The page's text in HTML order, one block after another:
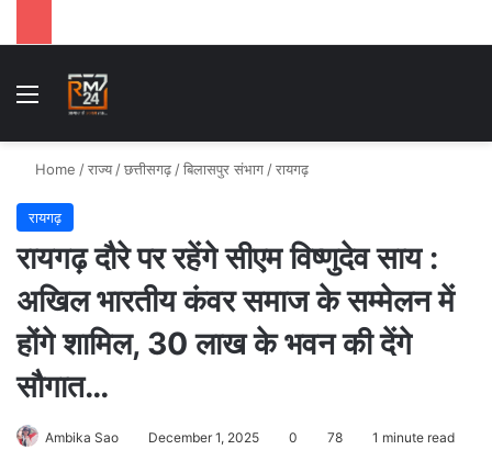
Menu
Home /राज्य /छत्तीसगढ़ /बिलासपुर संभाग /रायगढ़
रायगढ़
रायगढ़ दौरे पर रहेंगे सीएम विष्णुदेव साय :
अखिल भारतीय कंवर समाज के सम्मेलन में
होंगे शामिल, 30 लाख के भवन की देंगे
सौगात…
Ambika Sao December 1, 2025 0 78 1 minute read